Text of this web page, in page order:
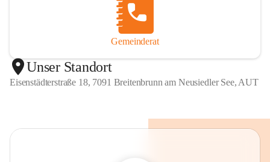
Gemeinderat
Unser Standort
Eisenstädterstraße 18, 7091 Breitenbrunn am Neusiedler See, AUT